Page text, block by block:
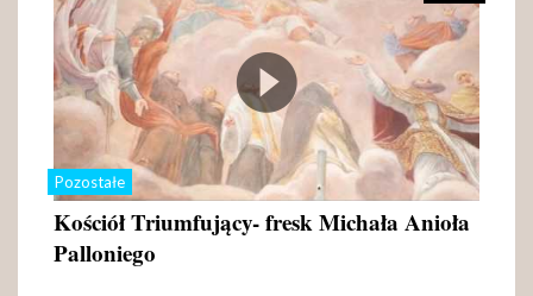
Pozostałe
Kościół Triumfujący- fresk Michała Anioła
Palloniego